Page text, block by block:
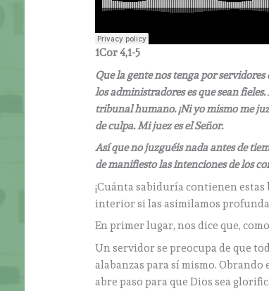
1Cor 4,1-5
Que la gente nos tenga por
los administradores es que sean
tribunal humano. ¡Ni yo mismo me
de culpa. Mi juez es el Señor.
Así que no juzguéis nada antes de
de manifiesto las intenciones de los
¡Cuánta sabiduría contienen
interior si las asimilamos
En primer lugar, nos dice que,
Un servidor se preocupa de que
alabanzas para sí mismo.
abre paso para que Dios sea